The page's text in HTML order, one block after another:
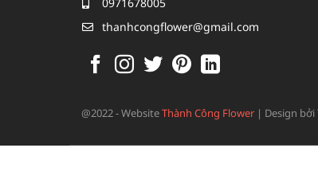
0971678005
thanhcongflower@gmail.com
@2022 - WebsiteThành Công Flower | Design bởi